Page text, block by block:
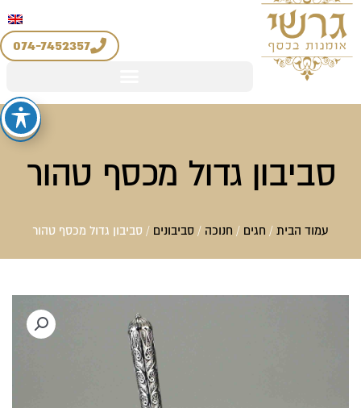
074-7452357
סביבון גדול מכסף טהור
עמוד הבית/ חגים/ חנוכה/ סביבונים/ סביבון גדול מכסף טהור